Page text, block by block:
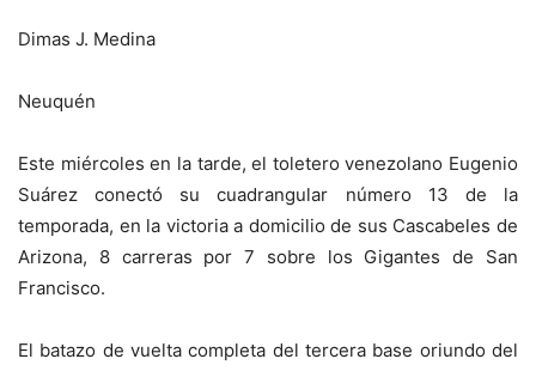
Dimas J. Medina
Neuquén
Este miércoles en la tarde, el toletero venezolano Eugenio
Suárez conectó su cuadrangular número 13 de la
temporada, en la victoria a domicilio de sus Cascabeles de
Arizona, 8 carreras por 7 sobre los Gigantes de San
Francisco.
El batazo de vuelta completa del tercera base oriundo del